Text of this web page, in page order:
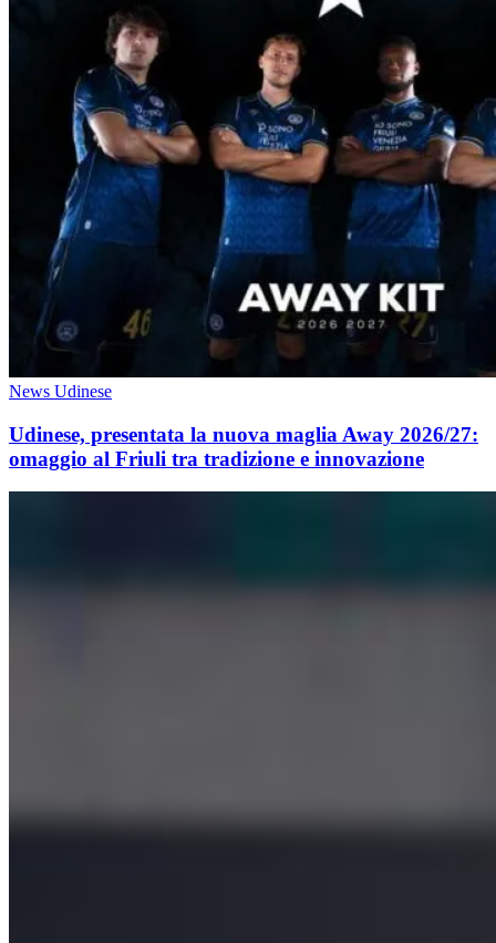
News Udinese
Udinese, presentata la nuova maglia Away 2026/27:
omaggio al Friuli tra tradizione e innovazione